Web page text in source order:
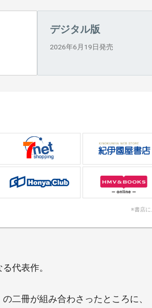
デジタル版
2026年6月19日発売
※書店に
代表作。
の二冊が組み合わさったところに、